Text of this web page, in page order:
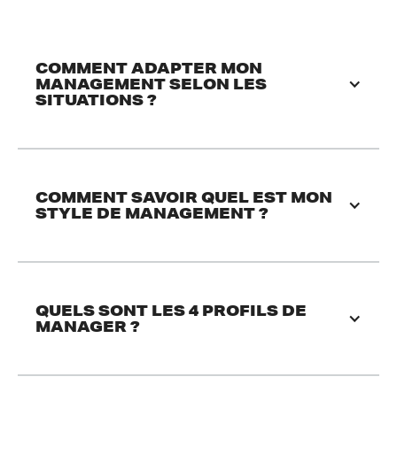
COMMENT ADAPTER MON
MANAGEMENT SELON LES
SITUATIONS ?
COMMENT SAVOIR QUEL EST MON
STYLE DE MANAGEMENT ?
QUELS SONT LES 4 PROFILS DE
MANAGER ?